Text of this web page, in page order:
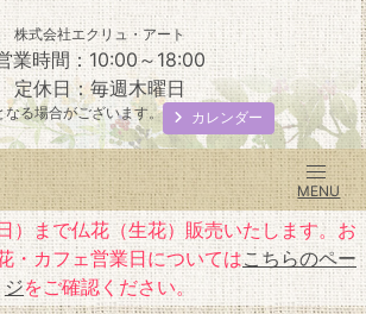
株式会社エクリュ・アート
業時間：10:00～18:00
定休日：毎週木曜日
なる場合がございます。 カレンダー
）まで仏花（生花）販売いたします。お
・カフェ営業日についてはこちらのペー
ジをご確認ください。